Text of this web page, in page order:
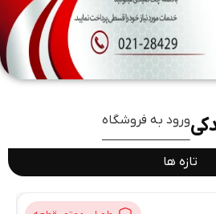
ورود به فروشگاه
تازه ها